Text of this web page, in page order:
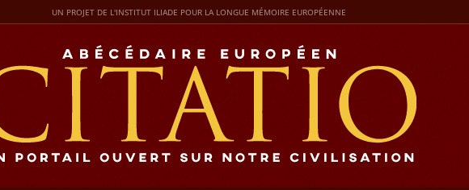
UN PROJET DE L'INSTITUT ILIADE POUR LA LONGUE MÉMOIRE EUROPÉENNE